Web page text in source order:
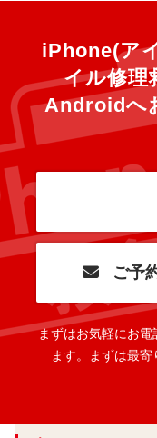
iPhone(ア
イル修理
Androidへ
ご予
まずはお気軽にお電
ます。
まずは最寄